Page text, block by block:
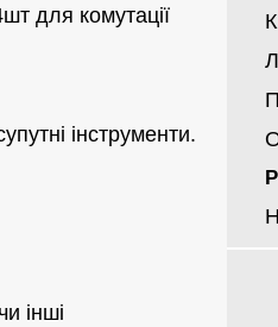
для комутації
інструменти.
інші